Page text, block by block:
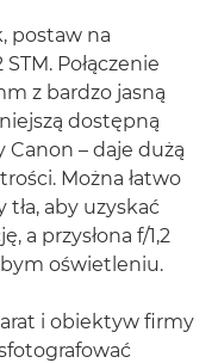
postaw na
Połączenie
z bardzo jasną
dostępną
Canon – daje dużą
Można łatwo
aby uzyskać
a przysłona f/1,2
oświetleniu.
i obiektyw firmy